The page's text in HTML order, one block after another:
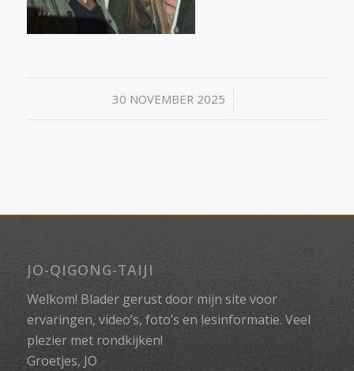
30 NOVEMBER 2025
/
JO-QIGONG-TAIJI
Welkom! Blader gerust door mijn site voor
ervaringen, video’s, foto’s en lesinformatie. Veel
plezier met rondkijken!
Groetjes, JO